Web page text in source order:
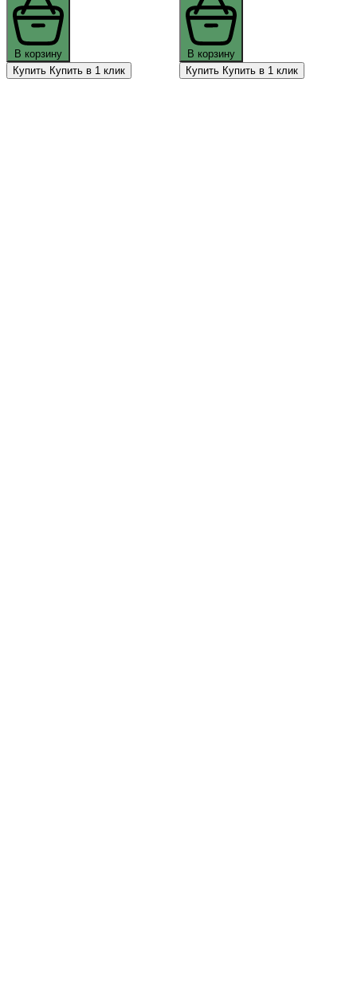
В корзину
Купить Купить в 1 клик
В корзину
Купить Купить в 1 клик